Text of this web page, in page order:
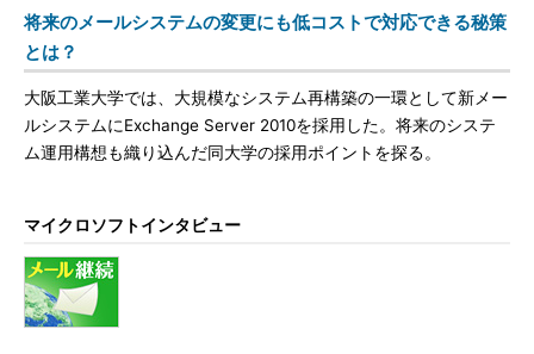
将来のメールシステムの変更にも低コストで対応できる秘策
とは？
大阪工業大学では、大規模なシステム再構築の一環として新メー
ルシステムにExchange Server 2010を採用した。将来のシステ
ム運用構想も織り込んだ同大学の採用ポイントを探る。
マイクロソフトインタビュー